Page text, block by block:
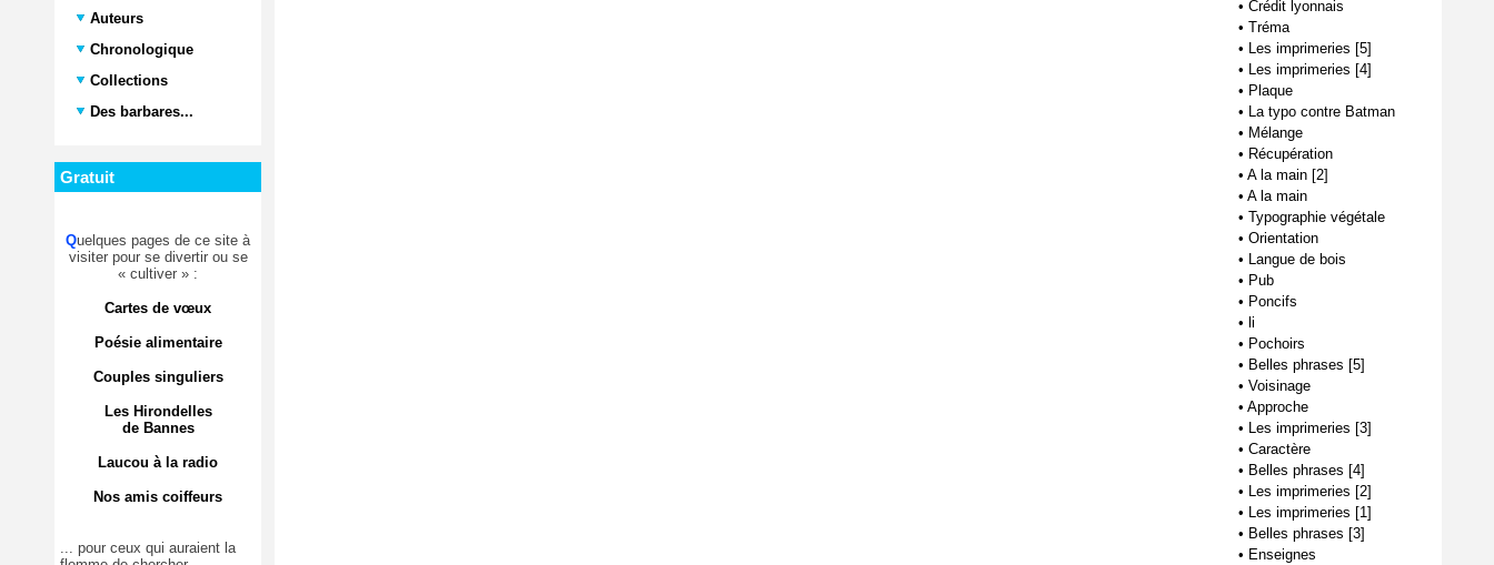
Auteurs
Chronologique
Collections
Des barbares...
Gratuit
Quelques pages de ce site à
visiter pour se divertir ou se
« cultiver » :
Cartes de vœux
Poésie alimentaire
Couples singuliers
Les Hirondelles
de Bannes
Laucou à la radio
Nos amis coiffeurs
... pour ceux qui auraient la
• Crédit lyonnais
• Tréma
• Les imprimeries [5]
• Les imprimeries [4]
• Plaque
• La typo contre Batman
• Mélange
• Récupération
• A la main [2]
• A la main
• Typographie végétale
• Orientation
• Langue de bois
• Pub
• Poncifs
• li
• Pochoirs
• Belles phrases [5]
• Voisinage
• Approche
• Les imprimeries [3]
• Caractère
• Belles phrases [4]
• Les imprimeries [2]
• Les imprimeries [1]
• Belles phrases [3]
• Enseignes